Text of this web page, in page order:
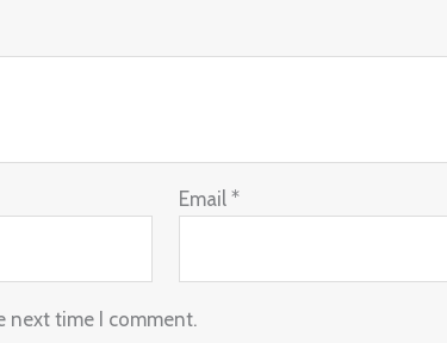
Email*
next time I comment.